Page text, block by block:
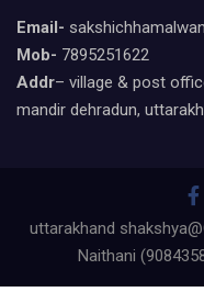
Email-
Mob- 7895251622
Addr– village & post
mandir dehradun,
uttarakhand
Naithani